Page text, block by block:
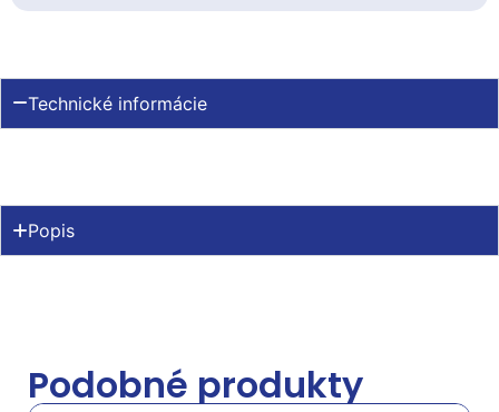
Technické informácie
Popis
Podobné produkty